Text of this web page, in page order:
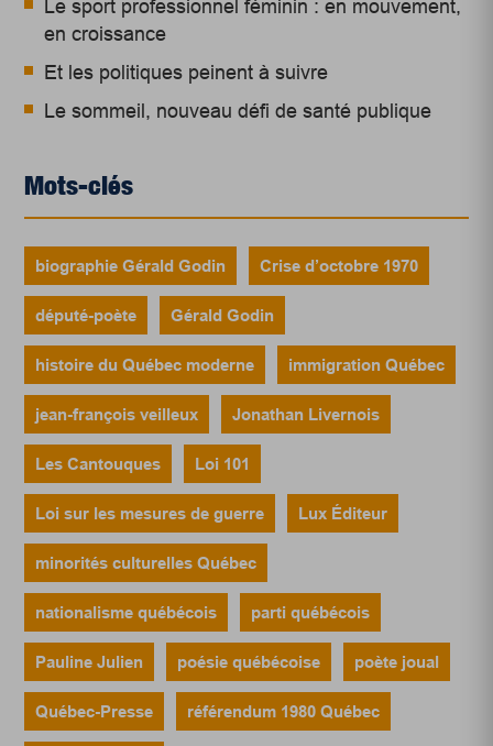
Le sport professionnel féminin : en mouvement,
en croissance
Et les politiques peinent à suivre
Le sommeil, nouveau défi de santé publique
Mots-clés
biographie Gérald Godin Crise d’octobre 1970
député-poète Gérald Godin
histoire du Québec moderne immigration Québec
jean-françois veilleux Jonathan Livernois
Les Cantouques Loi 101
Loi sur les mesures de guerre Lux Éditeur
minorités culturelles Québec
nationalisme québécois parti québécois
Pauline Julien poésie québécoise poète joual
Québec-Presse référendum 1980 Québec